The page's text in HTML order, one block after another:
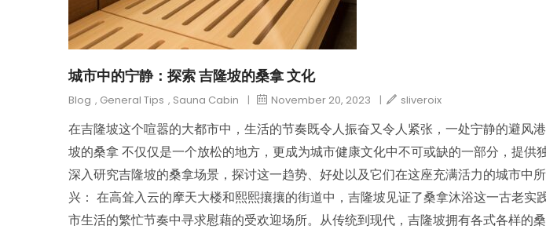
城市中的宁静：探索 吉隆坡的桑拿 文化
Blog , General Tips , Sauna Cabin | November 20, 2023 | sliveroix
在吉隆坡这个喧嚣的大都市中，生活的节奏既令人振奋又令人紧张，一处宁静的避
坡的桑拿 不仅仅是一个放松的地方，更成为城市健康文化中不可或缺的一部分，提供
深入研究吉隆坡的桑拿场景，探讨这一趋势、好处以及它们在这座充满活力的城市中
兴： 在高耸入云的摩天大楼和熙熙攘攘的街道中，吉隆坡见证了桑拿沐浴这一古老实
市生活的繁忙节奏中寻求慰藉的受欢迎场所。从传统到现代，吉隆坡拥有各式各样的